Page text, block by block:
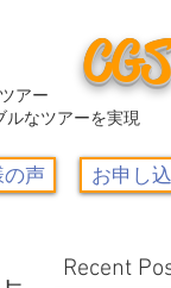
CGS
アー
ルなツアーを実現
声 お申し
Recent